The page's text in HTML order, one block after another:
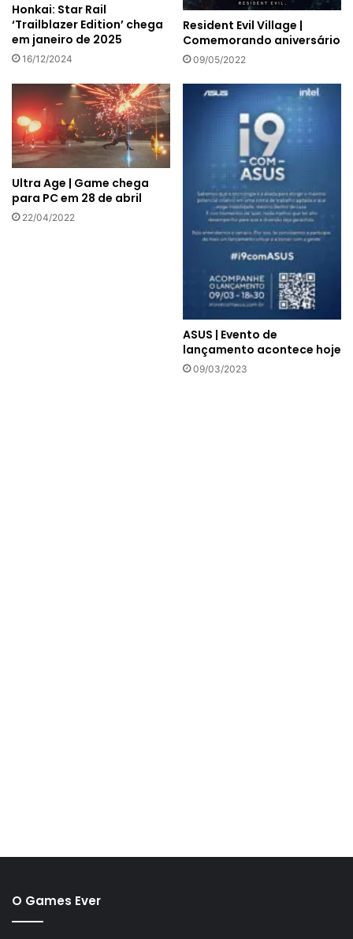
Honkai: Star Rail
‘Trailblazer Edition’ chega
em janeiro de 2025
16/12/2024
Resident Evil Village |
Comemorando aniversário
09/05/2022
Ultra Age | Game chega
para PC em 28 de abril
22/04/2022
ASUS | Evento de
lançamento acontece hoje
09/03/2023
O Games Ever